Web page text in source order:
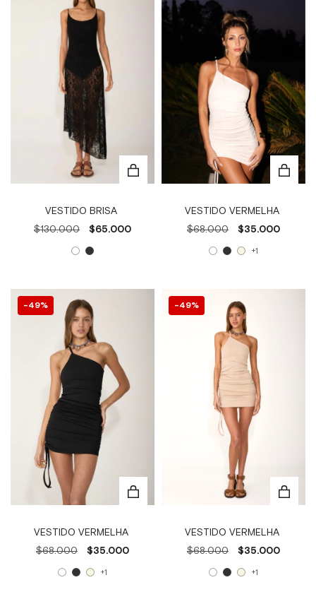
VESTIDO BRISA
$130.000
$65.000
VESTIDO VERMELHA
$68.000
$35.000
+1
49%
VESTIDO VERMELHA
$68.000
$35.000
+1
49%
VESTIDO VERMELHA
$68.000
$35.000
+1